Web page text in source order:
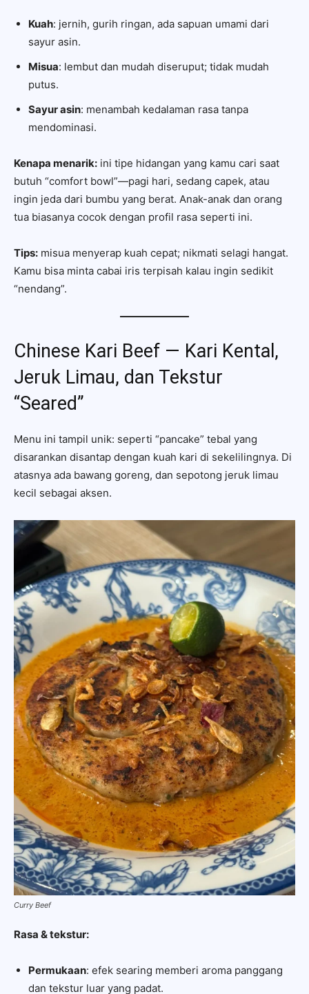
Kuah: jernih, gurih ringan, ada sapuan umami dari
sayur asin.
Misua: lembut dan mudah diseruput; tidak mudah
putus.
Sayur asin: menambah kedalaman rasa tanpa
mendominasi.
Kenapa menarik: ini tipe hidangan yang kamu cari saat
butuh “comfort bowl”—pagi hari, sedang capek, atau
ingin jeda dari bumbu yang berat. Anak-anak dan orang
tua biasanya cocok dengan profil rasa seperti ini.
Tips: misua menyerap kuah cepat; nikmati selagi hangat.
Kamu bisa minta cabai iris terpisah kalau ingin sedikit
“nendang”.
Chinese Kari Beef — Kari Kental,
Jeruk Limau, dan Tekstur
“Seared”
Menu ini tampil unik: seperti “pancake” tebal yang
disarankan disantap dengan kuah kari di sekelilingnya. Di
atasnya ada bawang goreng, dan sepotong jeruk limau
kecil sebagai aksen.
Curry Beef
Rasa & tekstur:
Permukaan: efek searing memberi aroma panggang
dan tekstur luar yang padat.